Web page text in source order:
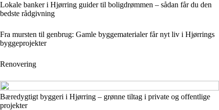
Lokale banker i Hjørring guider til boligdrømmen – sådan får du den
bedste rådgivning
Fra mursten til genbrug: Gamle byggematerialer får nyt liv i Hjørrings
byggeprojekter
Renovering
Bæredygtigt byggeri i Hjørring – grønne tiltag i private og offentlige
projekter